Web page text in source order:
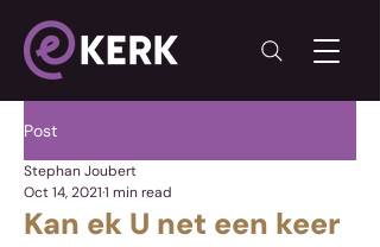
Post
Kan ek U net een keer
Stephan Joubert
Oct 14, 20211 min read